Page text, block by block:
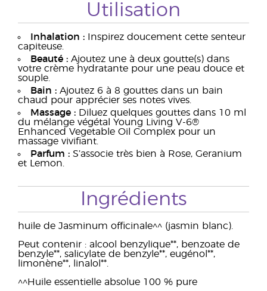
Utilisation
Inhalation : Inspirez doucement cette senteur
capiteuse.
Beauté : Ajoutez une à deux goutte(s) dans
votre crème hydratante pour une peau douce et
souple.
Bain : Ajoutez 6 à 8 gouttes dans un bain
chaud pour apprécier ses notes vives.
Massage : Diluez quelques gouttes dans 10 ml
du mélange végétal Young Living V-6®
Enhanced Vegetable Oil Complex pour un
massage vivifiant.
Parfum : S’associe très bien à Rose, Geranium
et Lemon.
Ingrédients
huile de Jasminum officinale^^ (jasmin blanc).
Peut contenir : alcool benzylique**, benzoate de
benzyle**, salicylate de benzyle**, eugénol**,
limonène**, linalol**.
^^Huile essentielle absolue 100 % pure